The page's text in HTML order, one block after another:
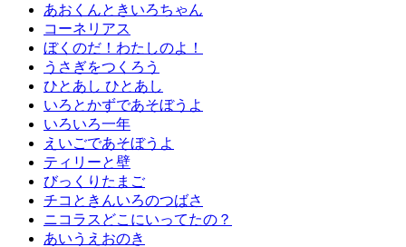
あおくんときいろちゃん
コーネリアス
ぼくのだ！わたしのよ！
うさぎをつくろう
ひとあし ひとあし
いろとかずであそぼうよ
いろいろ一年
えいごであそぼうよ
ティリーと壁
びっくりたまご
チコときんいろのつばさ
ニコラスどこにいってたの？
あいうえおのき